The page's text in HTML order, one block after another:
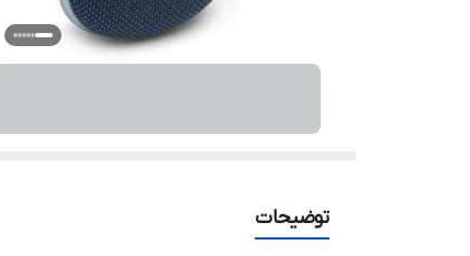
توضیحات